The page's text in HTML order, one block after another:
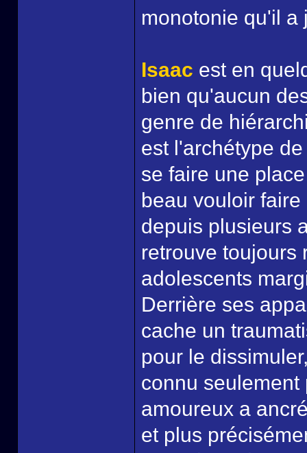
monotonie qu'il a
Isaac est en
bien qu'aucun
genre de
est l'archétype
se faire une
beau vouloir
depuis plusieurs
retrouve toujours
adolescents
Derrière ses
cache un
pour le
connu seulement
amoureux a
et plus